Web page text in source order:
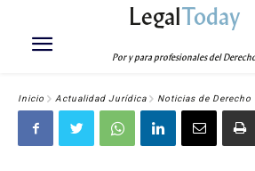
LegalToday
Por y para profesionales del
Inicio Actualidad Jurídica Noticias de Derecho